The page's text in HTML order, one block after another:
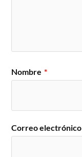
Nombre *
Correo electrónico